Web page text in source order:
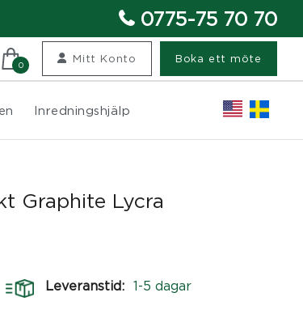
0775-75 70 70
0
Mitt Konto Boka ett möte
Inredningshjälp
Graphite Lycra
Leveranstid: 1-5 dagar